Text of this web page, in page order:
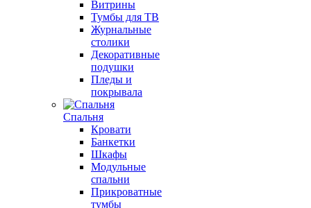
Витрины
Тумбы для ТВ
Журнальные
столики
Декоративные
подушки
Пледы и
покрывала
Спальня
Кровати
Банкетки
Шкафы
Модульные
спальни
Прикроватные
тумбы